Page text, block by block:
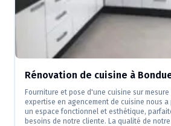
Rénovation de cuisine à
Fourniture et pose d'une cuisine sur mesure
expertise en agencement de cuisine nous a
un espace fonctionnel et esthétique,
besoins de notre cliente. La qualité de